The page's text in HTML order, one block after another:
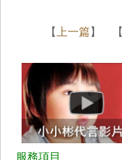
【 上一篇 】 【